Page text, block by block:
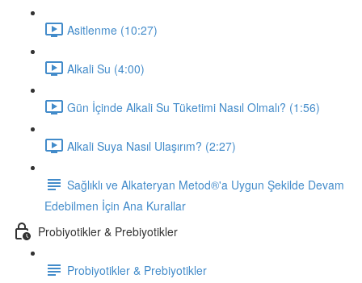
Asitlenme (10:27)
Alkali Su (4:00)
Gün İçinde Alkali Su Tüketimi Nasıl Olmalı? (1:56)
Alkali Suya Nasıl Ulaşırım? (2:27)
Sağlıklı ve Alkateryan Metod®'a Uygun Şekilde Devam
Edebilmen İçin Ana Kurallar
Probiyotikler & Prebiyotikler
Probiyotikler & Prebiyotikler